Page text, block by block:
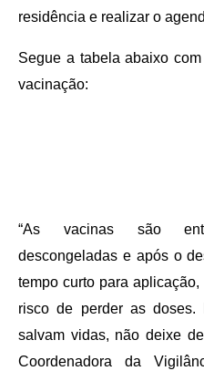
residência e realizar o
Segue a tabela abaixo
vacinação:
“As vacinas são
descongeladas e após o
tempo curto para
risco de perder as doses.
salvam vidas, não deixe
Coordenadora da